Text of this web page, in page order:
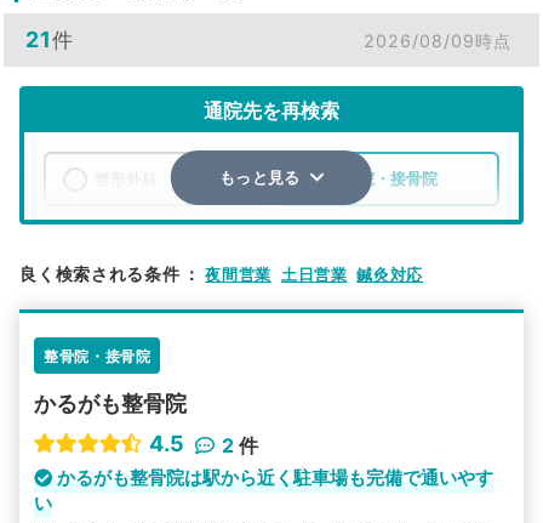
21件 2026/08/09時点
通院先を再検索
整骨院・接骨院
検索する
駅から探す 院名から探す
もっと見る
良く検索される条件 ： 夜間営業 土日営業 鍼灸対応
整骨院・接骨院
かるがも整骨院
4.5
2 件
かるがも整骨院は駅から近く駐車場も完備で通いやす
い